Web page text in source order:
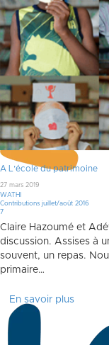
A L’école du patrimoine
27 mars 2019
WATHI
Contributions juillet/août 2016
7Commentaires
Claire Hazoumé et
discussion. Assises à
souvent, un repas.
primaire…
En savoir plus